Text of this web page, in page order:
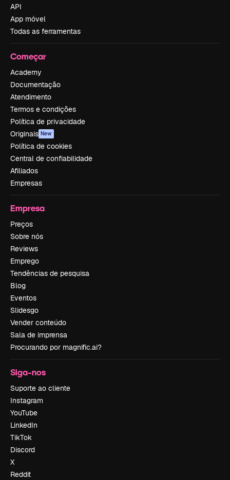
API
App móvel
Todas as ferramentas
Começar
Academy
Documentação
Atendimento
Termos e condições
Política de privacidade
Originais New
Política de cookies
Central de confiabilidade
Afiliados
Empresas
Empresa
Preços
Sobre nós
Reviews
Emprego
Tendências de pesquisa
Blog
Eventos
Slidesgo
Vender conteúdo
Sala de imprensa
Procurando por magnific.ai?
Siga-nos
Suporte ao cliente
Instagram
YouTube
LinkedIn
TikTok
Discord
X
Reddit